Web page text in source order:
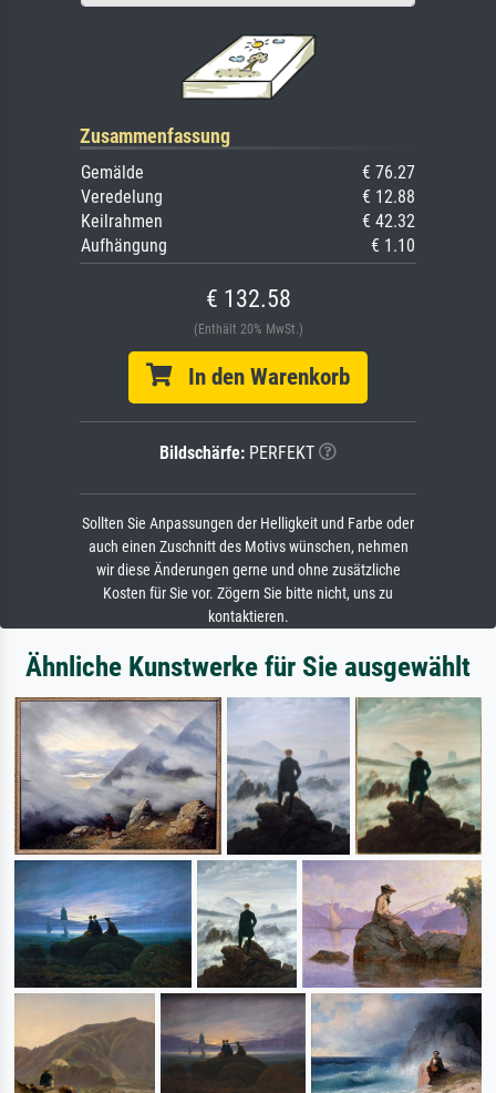
Zusammenfassung
Gemälde
€ 76.27
Veredelung
€ 12.88
Keilrahmen
€ 42.32
Aufhängung
€ 1.10
€ 132.58
(Enthält 20% MwSt.)
In den Warenkorb
Bildschärfe: PERFEKT
Sollten Sie Anpassungen der Helligkeit und Farbe oder
auch einen Zuschnitt des Motivs wünschen, nehmen
wir diese Änderungen gerne und ohne zusätzliche
Kosten für Sie vor. Zögern Sie bitte nicht, uns zu
kontaktieren.
Ähnliche Kunstwerke für Sie ausgewählt